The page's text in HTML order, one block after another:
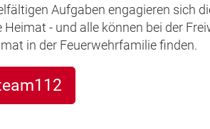
Aufgaben engagieren sich
- und alle können bei der
in der Feuerwehrfamilie finden.